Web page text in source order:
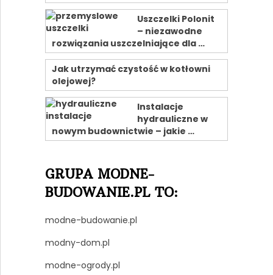
Uszczelki Polonit
– niezawodne
rozwiązania uszczelniające dla …
Jak utrzymać czystość w kotłowni
olejowej?
Instalacje
hydrauliczne w
nowym budownictwie – jakie …
GRUPA MODNE-
BUDOWANIE.PL TO:
modne-budowanie.pl
modny-dom.pl
modne-ogrody.pl